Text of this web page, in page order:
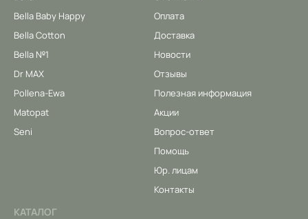
Bella Baby Happy
Bella Cotton
Bella №1
Dr MAX
Pollena-Ewa
Matopat
Seni
Оплата
Доставка
Новости
Отзывы
Полезная информация
Акции
Вопрос-ответ
Помощь
Юр. лицам
Контакты
КАТАЛОГ